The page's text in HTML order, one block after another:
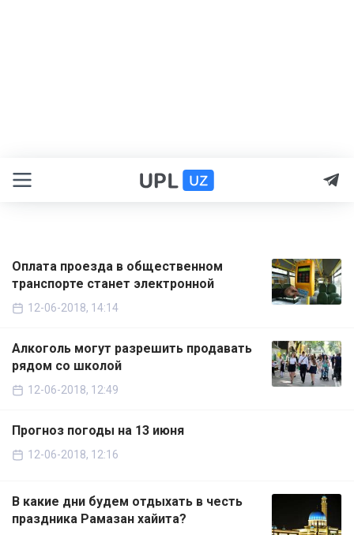
Оплата проезда в общественном
транспорте станет электронной
12-06-2018, 14:14
Алкоголь могут разрешить продавать
рядом со школой
12-06-2018, 12:49
Прогноз погоды на 13 июня
12-06-2018, 12:16
В какие дни будем отдыхать в честь
праздника Рамазан хайита?